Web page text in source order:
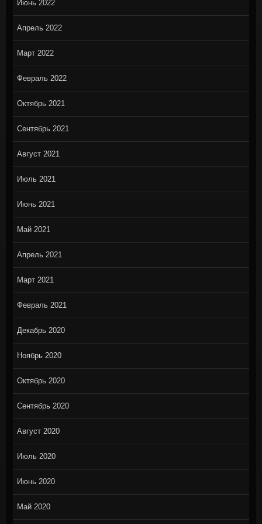
Июнь 2022
Апрель 2022
Март 2022
Февраль 2022
Октябрь 2021
Сентябрь 2021
Август 2021
Июль 2021
Июнь 2021
Май 2021
Апрель 2021
Март 2021
Февраль 2021
Декабрь 2020
Ноябрь 2020
Октябрь 2020
Сентябрь 2020
Август 2020
Июль 2020
Июнь 2020
Май 2020